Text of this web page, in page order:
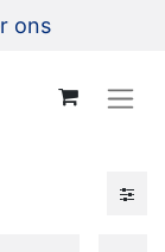
ons